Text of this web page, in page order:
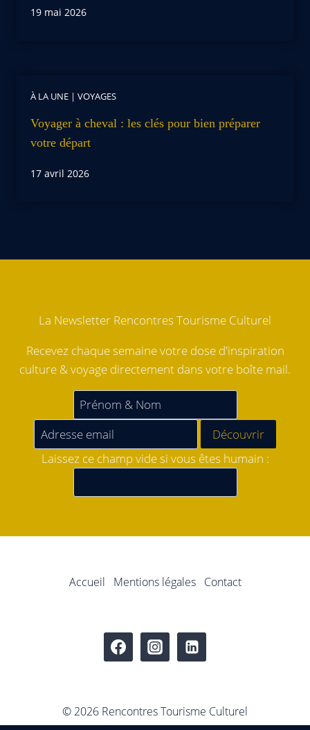
19 mai 2026
À LA UNE | VOYAGES
Voyager à cheval : les clés pour bien préparer
votre départ
17 avril 2026
La Newsletter Rencontres Tourisme Culturel
Recevez chaque semaine votre dose d'inspiration
culture & voyage directement dans votre boîte mail.
Laissez ce champ vide si vous êtes humain :
Accueil Mentions légales Contact
© 2026 Rencontres Tourisme Culturel